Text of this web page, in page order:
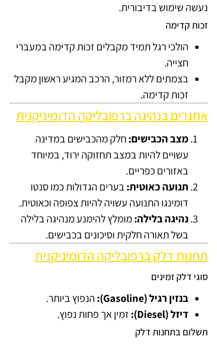
נעשה שימוש בדיבורית.
זכות קדימה
הולכי רגל תמיד מקבלים זכות קדימה במעברי
חצייה.
בצמתים ללא רמזור, הרכב המגיע ראשון מקבל
זכות קדימה.
אתגרים בנהיגה ברפובליקה הדומיניקנית
מצב הכבישים: חלק מהכבישים במדינה
עשויים להיות במצב תחזוקה ירוד, במיוחד
באזורים כפריים.
תנועה כאוטית: בערים הגדולות כמו סנטו
דומינגו התנועה עשויה להיות צפופה וכאוטית.
נהיגה בלילה:מומלץ להימנע מנהיגה בלילה
בשל תאורה חלקית וסיכונים בכבישים.
תחנות דלק ברפובליקה הדומיניקנית
סוגי דלק זמינים
בנזין רגיל (Gasoline):
הנפוץ ביותר.
דיזל (Diesel):
זמין אך פחות נפוץ.
תשלום בתחנות דלק